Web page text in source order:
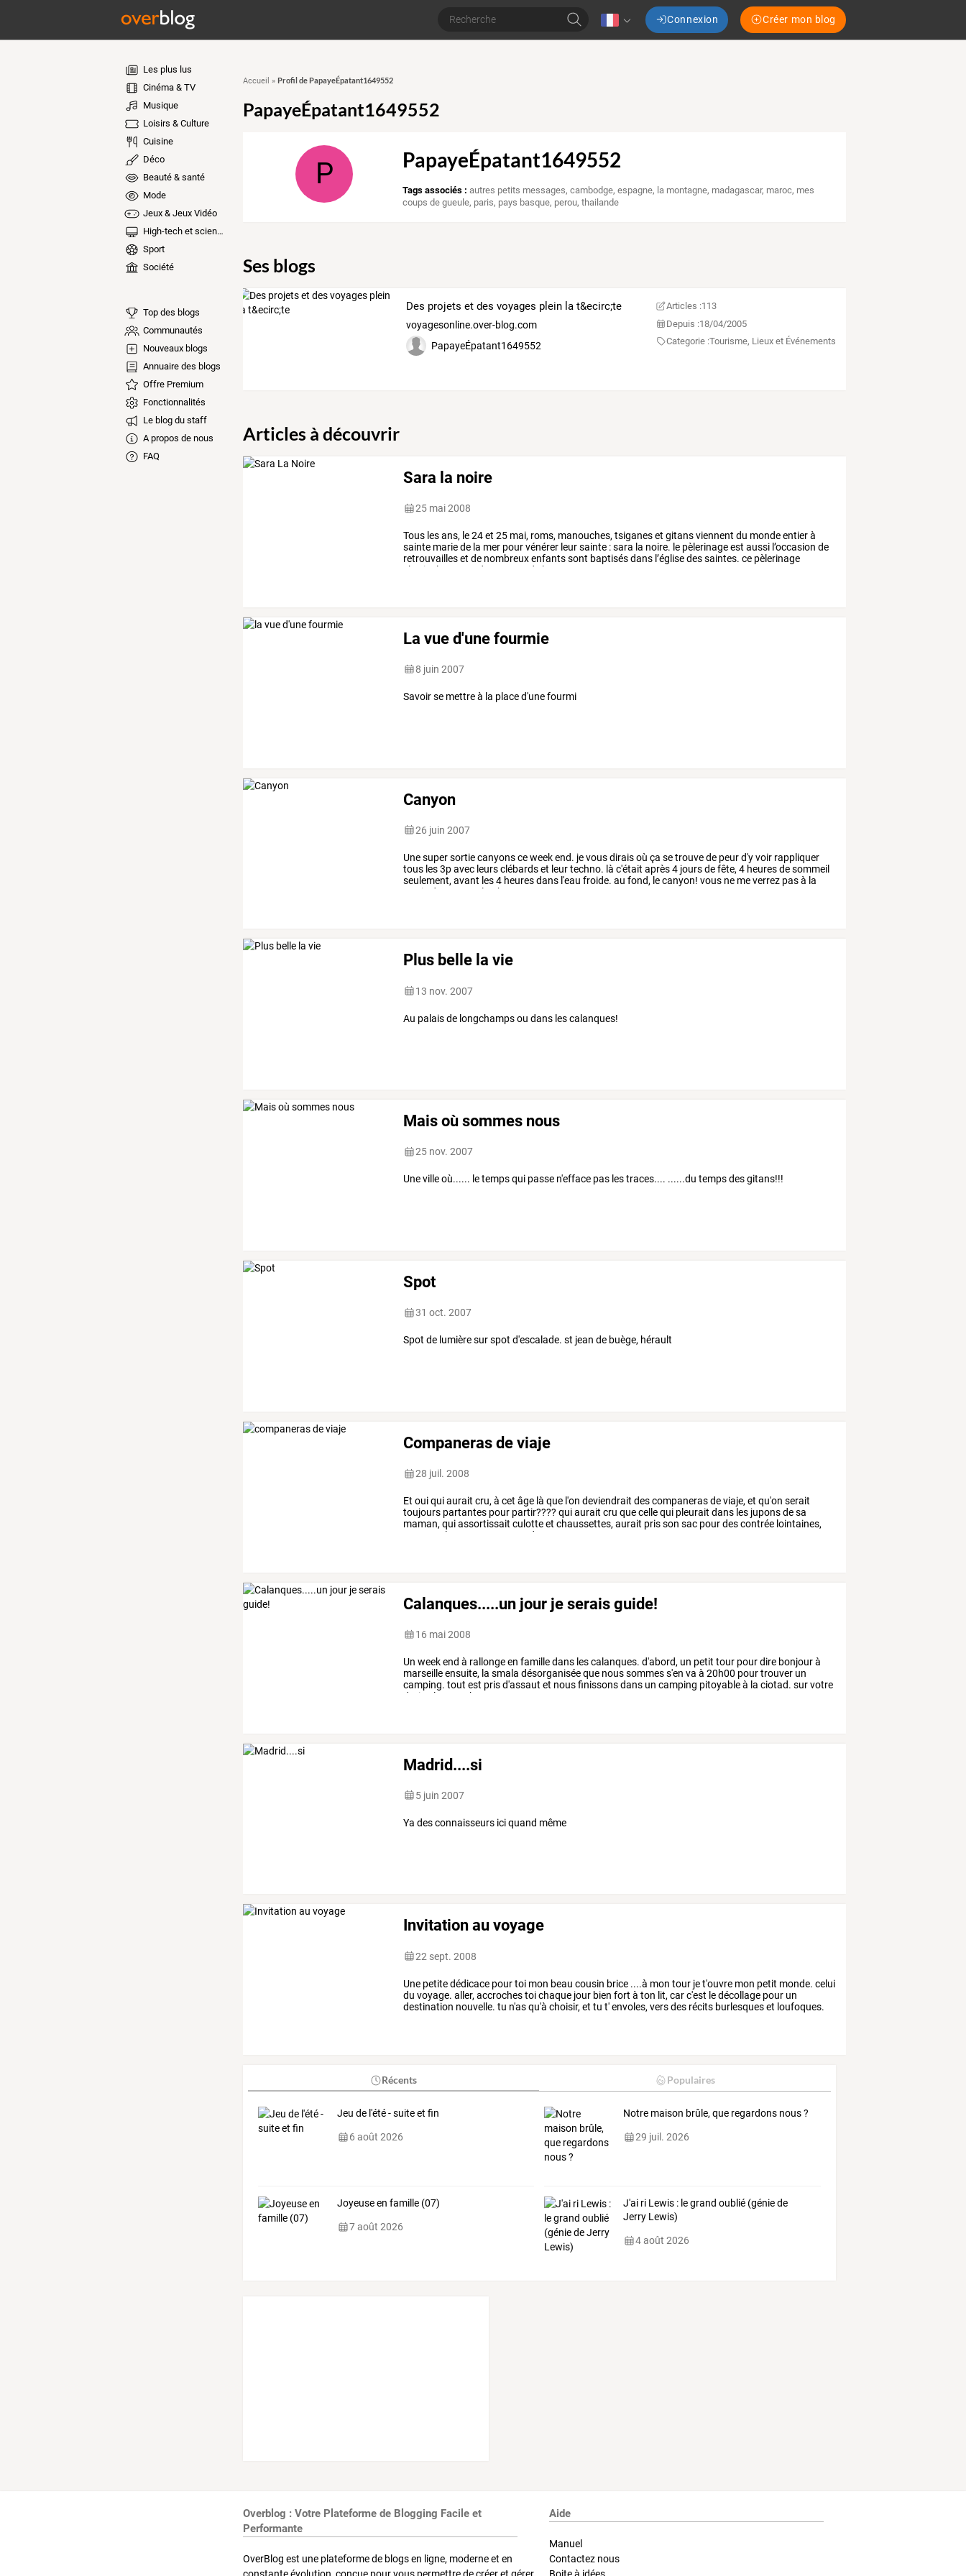
Connexion Créer mon blog
Les plus lus
Cinéma & TV
Musique
Loisirs & Culture
Cuisine
Déco
Beauté & santé
Mode
Jeux & Jeux Vidéo
High-tech et sciences
Sport
Société
Top des blogs
Communautés
Nouveaux blogs
Annuaire des blogs
Offre Premium
Fonctionnalités
Le blog du staff
A propos de nous
FAQ
Accueil » Profil de PapayeÉpatant1649552
PapayeÉpatant1649552
P PapayeÉpatant1649552
Tags associés : autres petits messages,cambodge,espagne, la montagne, madagascar, maroc, mes
coups de gueule, paris, pays basque, perou,thailande
Ses blogs
Des projets et des voyages plein la t&ecirc;te
voyagesonline.over-blog.com
PapayeÉpatant1649552
Articles :113
Depuis :18/04/2005
Categorie :Tourisme, Lieux et Événements
Articles à découvrir
Sara la noire
25 mai 2008
Tous lesans, le24et 25 mai, roms, manouches, tsiganeset gitansviennent du mondeentierà
sainte mariede la mer pourvénérer leursainte :sara la noire. le pèlerinageest aussi l’occasion de
retrouvailleset de nombreuxenfantssont baptisésdans l’églisedessaintes. ce pèlerinage
s’articule
de de la
La vue d'une fourmie
8 juin 2007
Savoir se mettre à la place d'une fourmi
Canyon
26 juin 2007
Unesupersortiecanyonsceweekend. jevousdiraisoù ça setrouvede peurd'yvoir rappliquer
tous les3pavec leursclébardset leurtechno. là c'était après4 joursdefête, 4 heuresdesommeil
seulement, avant les4 heuresdans l'eau froide. au fond, lecanyon! vous ne meverrez pasà la
sortie
du la photo
Plus belle la vie
13 nov. 2007
Au palais de longchamps ou dans les calanques!
Mais où sommes nous
25 nov. 2007
Une ville où...... le temps qui passe n'efface pas les traces.... ......du temps des gitans!!!
Spot
31 oct. 2007
Spot de lumière sur spot d'escalade. st jean de buège, hérault
Companeras de viaje
28 juil. 2008
Et ouiquiaurait cru, à cet âge là que l'on deviendrait descompanerasdeviaje, et qu'on serait
toujours partantes pour partir???? quiaurait cru quecellequi pleurait dans les juponsdesa
maman, quiassortissait culotteet chaussettes, aurait prisson sac pourdescontrée lointaines,
seule grande.....
Calanques.....un jour je serais guide!
16 mai 2008
Un weekend à rallongeen familledans lescalanques. d'abord, un petit tour pourdire bonjourà
marseilleensuite, la smala désorganiséeque noussommess'en va à 20h00 pourtrouver un
camping. tout est prisd'assaut et nousfinissonsdans un camping pitoyableà la ciotad. survotre
droite,
la hyper
Madrid....si
5 juin 2007
Ya des connaisseurs ici quand même
Invitation au voyage
22 sept. 2008
Une petitedédicace pourtoi mon beau cousin brice ....à mon tour jet'ouvre mon petit monde. celui
du voyage. aller, accrochestoichaque jour bien fort à ton lit, carc'est ledécollage pour un
destination nouvelle. tu n'asqu'à choisir, et tu t'envoles, versdes récits burlesqueset loufoques.
Récents Populaires
Jeu de l'été - suite et fin
6 août 2026
Notre maison brûle, que regardons nous ?
29 juil. 2026
Joyeuse en famille (07)
7 août 2026
J'ai ri Lewis : le grand oublié (génie de
Jerry Lewis)
4 août 2026
Overblog : Votre Plateforme de Blogging Facile et
Performante
OverBlog est une plateforme de blogs en ligne, moderne et en
Aide
Manuel
Contactez nous